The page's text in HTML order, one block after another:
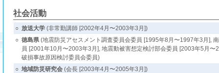
社会活動
○ 放送大学(非常勤講師 [2002年4月〜2003年3月])
○ 徳島県(地震防災アセスメント調査委員会委員 [1995年8月〜1997年3月],
員 [2001年10月〜2003年3月], 地震動被害想定検討部会委員 [2003年5月〜
破損事故原因検討委員会委員)
○ 地域防災研究会(会長 [2003年4月〜2005年3月])